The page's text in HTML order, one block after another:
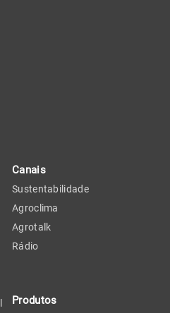
Canais
Sustentabilidade
Agroclima
Agrotalk
Rádio
Produtos